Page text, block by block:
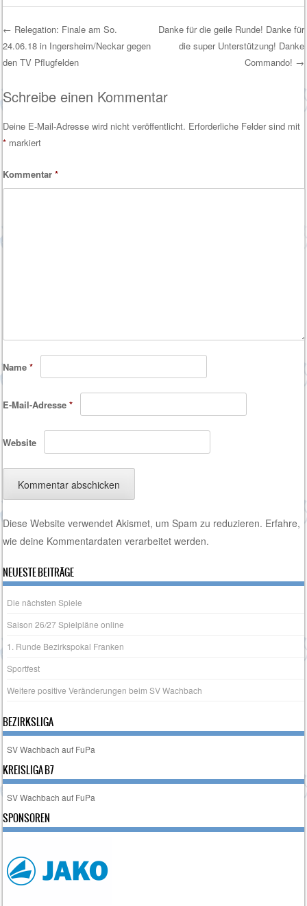
Post navigation
← Relegation: Finale am So.
24.06.18 in Ingersheim/Neckar gegen
den TV Pflugfelden
Danke für die geile Runde! Danke für
die super Unterstützung! Danke
Commando! →
Schreibe einen Kommentar
Deine E-Mail-Adresse wird nicht veröffentlicht. Erforderliche Felder sind mit
* markiert
Kommentar*
Name*
E-Mail-Adresse*
Website
Diese Website verwendet Akismet, um Spam zu reduzieren. Erfahre,
wie deine Kommentardaten verarbeitet werden.
NEUESTE BEITRÄGE
Die nächsten Spiele
Saison 26/27 Spielpläne online
1. Runde Bezirkspokal Franken
Sportfest
Weitere positive Veränderungen beim SV Wachbach
BEZIRKSLIGA
SV Wachbach auf FuPa
KREISLIGA B7
SV Wachbach auf FuPa
SPONSOREN